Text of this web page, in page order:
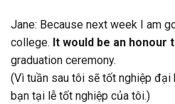
Jane: Because next week I am
college. It would be an honour
graduation ceremony.
(Vì tuần sau tôi sẽ tốt nghiệp đại
bạn tại lễ tốt nghiệp của tôi.)